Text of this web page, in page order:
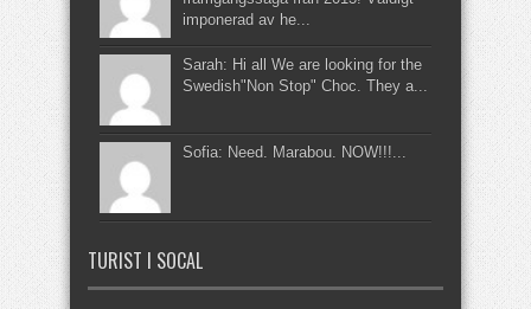
imponerad av he...
Sarah: Hi all We are looking for the
Swedish"Non Stop" Choc. They a...
Sofia: Need. Marabou. NOW!!!...
TURIST I SOCAL